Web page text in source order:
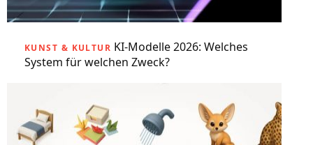
KUNST & KULTUR KI-Modelle 2026: Welches
System für welchen Zweck?